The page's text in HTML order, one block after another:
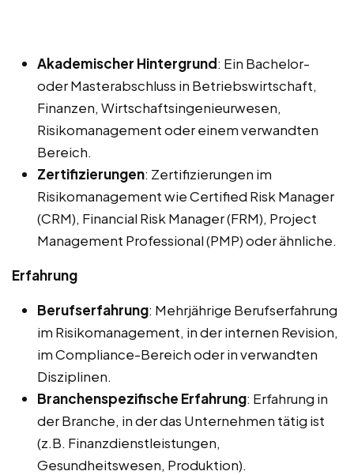
Akademischer Hintergrund: Ein Bachelor-
oder Masterabschluss in Betriebswirtschaft,
Finanzen, Wirtschaftsingenieurwesen,
Risikomanagement oder einem verwandten
Bereich.
Zertifizierungen: Zertifizierungen im
Risikomanagement wie Certified Risk Manager
(CRM), Financial Risk Manager (FRM), Project
Management Professional (PMP) oder ähnliche.
Erfahrung
Berufserfahrung: Mehrjährige Berufserfahrung
im Risikomanagement, in der internen Revision,
im Compliance-Bereich oder in verwandten
Disziplinen.
Branchenspezifische Erfahrung: Erfahrung in
der Branche, in der das Unternehmen tätig ist
(z.B. Finanzdienstleistungen,
Gesundheitswesen, Produktion).